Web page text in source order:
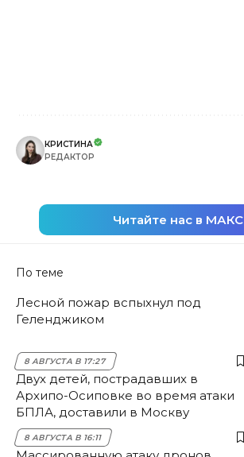
КРИСТИНА
РЕДАКТОР
Читайте нас в МАКС
По теме
Лесной пожар вспыхнул под
Геленджиком
8 АВГУСТА В 17:27
Двух детей, пострадавших в
Архипо-Осиповке во время атаки
БПЛА, доставили в Москву
8 АВГУСТА В 16:11